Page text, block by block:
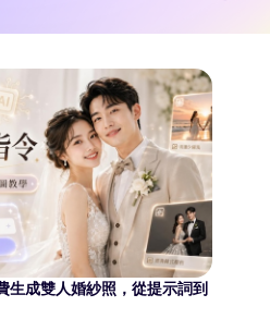
生成雙人婚紗照，從提示詞到